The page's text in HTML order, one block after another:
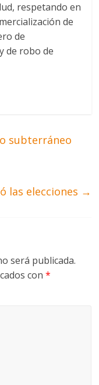
respetando en
de
de
de robo de
subterráneo
las elecciones →
será publicada.
con*